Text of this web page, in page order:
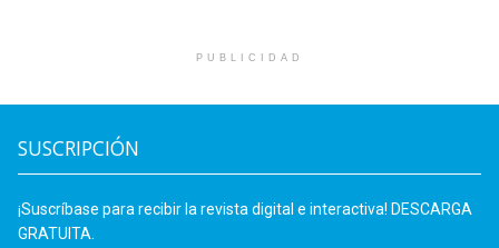
PUBLICIDAD
SUSCRIPCIÓN
¡Suscríbase para recibir la revista digital e interactiva! DESCARGA
GRATUITA.